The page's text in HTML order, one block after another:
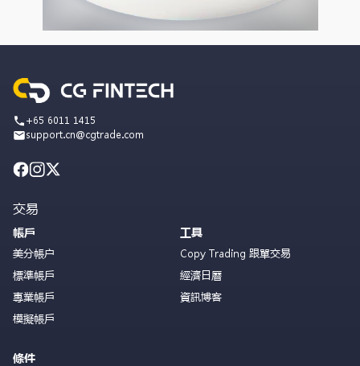
+65 6011 1415
support.cn@cgtrade.com
交易
帳戶
美分帳户
標準帳戶
專業帳戶
模擬帳戶
條件
工具
Copy Trading 跟單交易
經濟日曆
資訊博客